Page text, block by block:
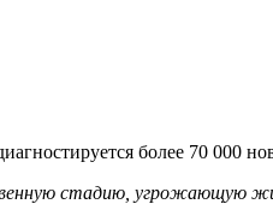
более 70 000
стадию, угрожающую